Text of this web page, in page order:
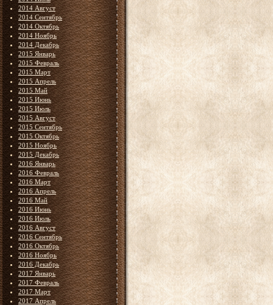
2014 Август
2014 Сентябрь
2014 Октябрь
2014 Ноябрь
2014 Декабрь
2015 Январь
2015 Февраль
2015 Март
2015 Апрель
2015 Май
2015 Июнь
2015 Июль
2015 Август
2015 Сентябрь
2015 Октябрь
2015 Ноябрь
2015 Декабрь
2016 Январь
2016 Февраль
2016 Март
2016 Апрель
2016 Май
2016 Июнь
2016 Июль
2016 Август
2016 Сентябрь
2016 Октябрь
2016 Ноябрь
2016 Декабрь
2017 Январь
2017 Февраль
2017 Март
2017 Апрель